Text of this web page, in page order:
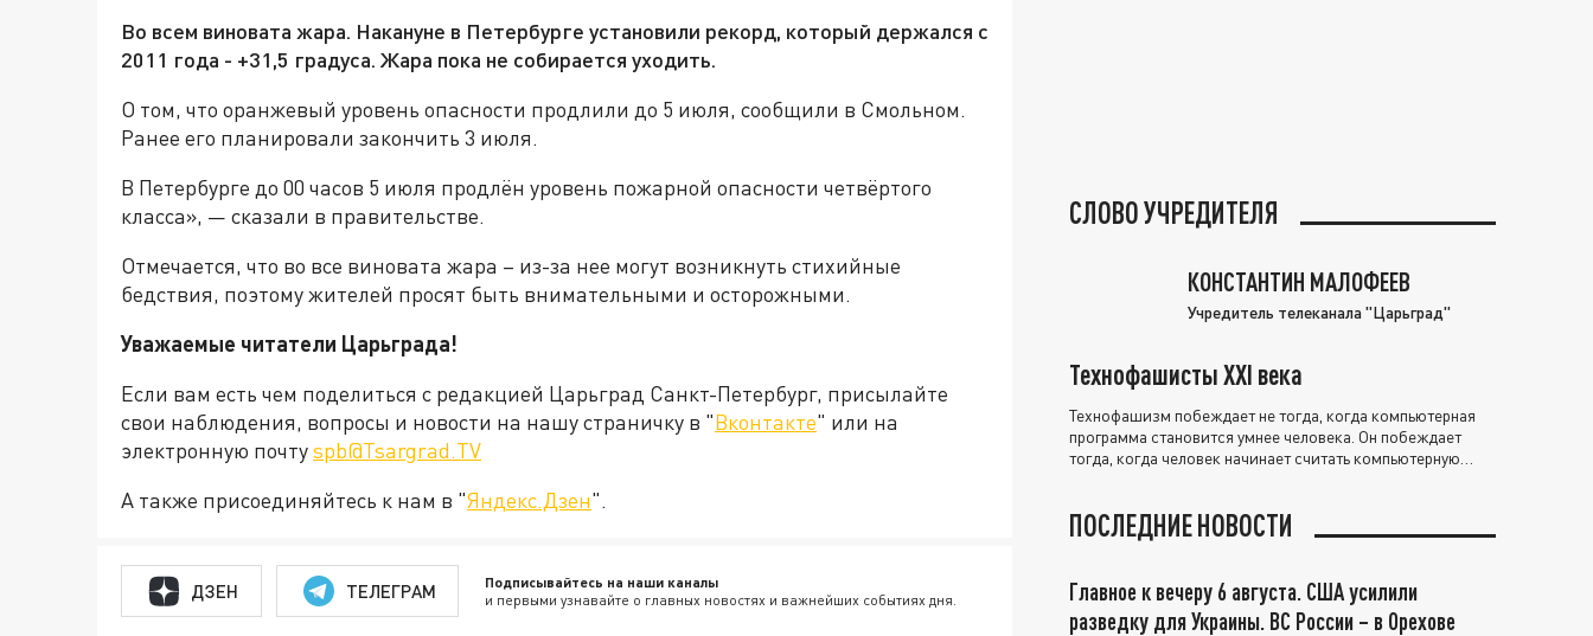
Во всем виновата жара. Накануне в Петербурге установили рекорд, который держался с
2011 года - +31,5 градуса. Жара пока не собирается уходить.
О том, что оранжевый уровень опасности продлили до 5 июля, сообщили в Смольном.
Ранее его планировали закончить 3 июля.
В Петербурге до 00 часов 5 июля продлён уровень пожарной опасности четвёртого
класса», — сказали в правительстве.
Отмечается, что во все виновата жара – из-за нее могут возникнуть стихийные
бедствия, поэтому жителей просят быть внимательными и осторожными.
Уважаемые читатели Царьграда!
Если вам есть чем поделиться с редакцией Царьград Санкт-Петербург, присылайте
свои наблюдения, вопросы и новости на нашу страничку в "Вконтакте" или на
электронную почтуspb@Tsargrad.TV
А также присоединяйтесь к нам в "Яндекс.Дзен".
ДЗЕН ТЕЛЕГРАМ Подписывайтесь на наши каналы
и первыми узнавайте о главных новостях и важнейших событиях дня.
СЛОВО УЧРЕДИТЕЛЯ
КОНСТАНТИН МАЛОФЕЕВ
Учредитель телеканала "Царьград"
Технофашисты XXI века
Технофашизм побеждает не тогда, когда компьютерная
программа становится умнее человека. Он побеждает
тогда, когда человек начинает считать компьютерную
ПОСЛЕДНИЕ НОВОСТИ
Главное к вечеру 6 августа. США усилили
разведку для Украины. ВС России – в Орехове